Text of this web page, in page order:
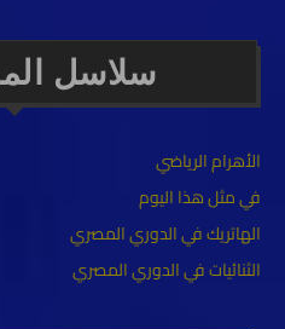
سلاسل
الأهرام الرياضي
في مثل هذا اليوم
الهاتريك في الدوري المصري
الثنائيات في الدوري المصري